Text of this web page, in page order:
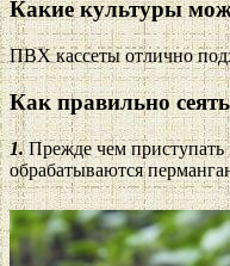
Какие культуры
ПВХ кассеты отлично
Как правильно
1.Прежде чем приступать
обрабатываются